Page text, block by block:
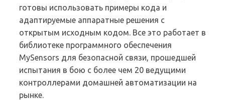
готовы использовать примеры кода и
адаптируемые аппаратные решения с
открытым исходным кодом. Все это работает в
библиотеке программного обеспечения
MySensors для безопасной связи, прошедшей
испытания в бою с более чем 20 ведущими
контроллерами домашней автоматизации на
рынке.